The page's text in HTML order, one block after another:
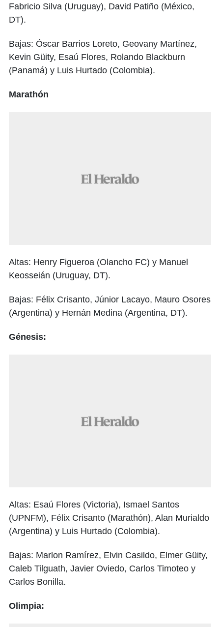
Fabricio Silva (Uruguay), David Patiño (México,
DT).
Bajas: Óscar Barrios Loreto, Geovany Martínez,
Kevin Güity, Esaú Flores, Rolando Blackburn
(Panamá) y Luis Hurtado (Colombia).
Marathón
Altas: Henry Figueroa (Olancho FC) y Manuel
Keosseián (Uruguay, DT).
Bajas: Félix Crisanto, Júnior Lacayo, Mauro Osores
(Argentina) y Hernán Medina (Argentina, DT).
Génesis:
Altas: Esaú Flores (Victoria), Ismael Santos
(UPNFM), Félix Crisanto (Marathón), Alan Murialdo
(Argentina) y Luis Hurtado (Colombia).
Bajas: Marlon Ramírez, Elvin Casildo, Elmer Güity,
Caleb Tilguath, Javier Oviedo, Carlos Timoteo y
Carlos Bonilla.
Olimpia: